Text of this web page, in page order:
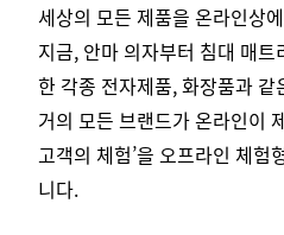
세상의 모든 제품을 온라인상
지금, 안마 의자부터 침대 매
한 각종 전자제품, 화장품과 같
거의 모든 브랜드가 온라인이
고객의 체험’을 오프라인 체험
니다.